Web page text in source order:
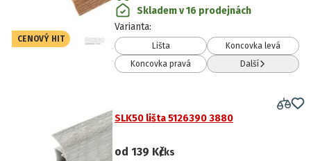
CENOVÝ HIT
Skladem v 16 prodejnách
Varianta:
Lišta
Koncovka levá
Koncovka pravá
Další
SLK50 lišta 5126390 3880
od 139 Kč/ks